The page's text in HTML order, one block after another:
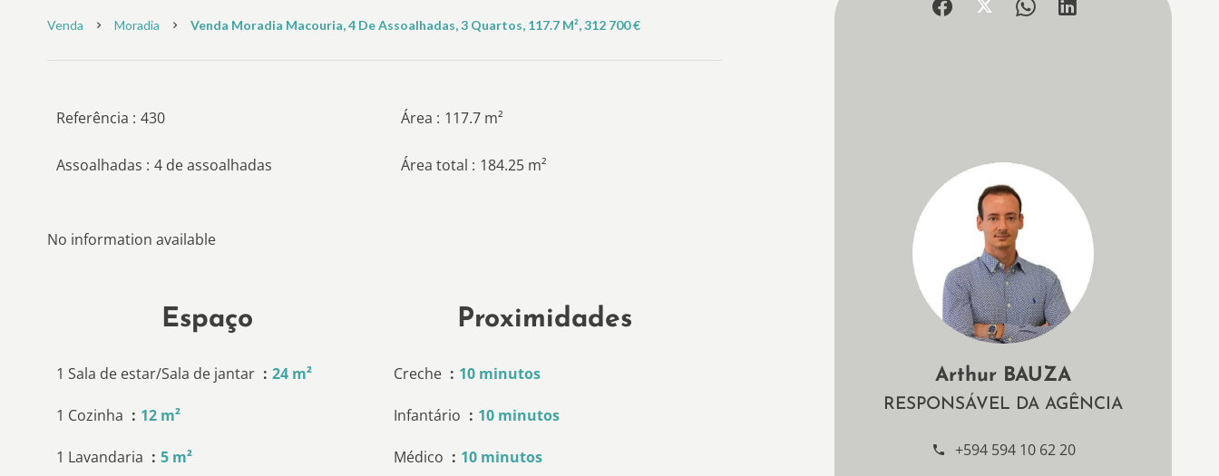
Venda Moradia Venda Moradia Macouria, 4 De Assoalhadas, 3 Quartos, 117.7 M², 312 700 €
Referência 430
Assoalhadas 4 de assoalhadas
Área 117.7 m²
Área total 184.25 m²
No information available
Espaço
1 Sala de estar/Sala de jantar 24 m²
1 Cozinha 12 m²
1 Lavandaria 5 m²
Proximidades
Creche 10 minutos
Infantário 10 minutos
Médico 10 minutos
Arthur BAUZA
RESPONSÁVEL DA AGÊNCIA
+594 594 10 62 20